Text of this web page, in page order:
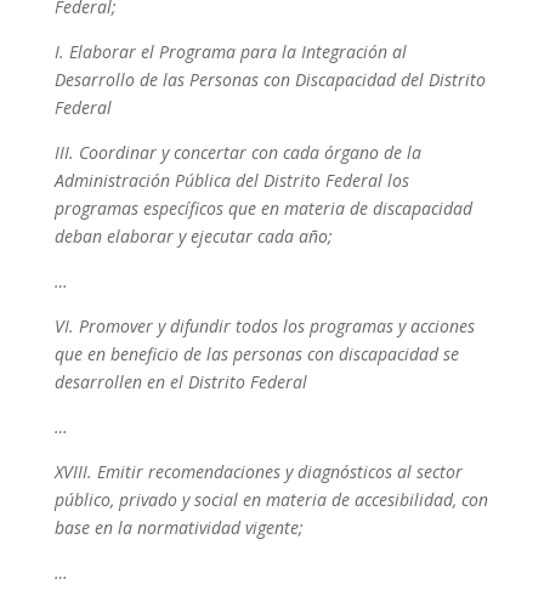
Federal;
I. Elaborar el Programa para la Integración al
Desarrollo de las Personas con Discapacidad del Distrito
Federal
III. Coordinar y concertar con cada órgano de la
Administración Pública del Distrito Federal los
programas específicos que en materia de discapacidad
deban elaborar y ejecutar cada año;
…
VI. Promover y difundir todos los programas y acciones
que en beneficio de las personas con discapacidad se
desarrollen en el Distrito Federal
…
XVIII. Emitir recomendaciones y diagnósticos al sector
público, privado y social en materia de accesibilidad, con
base en la normatividad vigente;
…